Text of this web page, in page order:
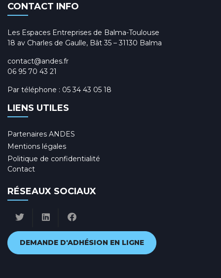
CONTACT INFO
Les Espaces Entreprises de Balma-Toulouse
18 av Charles de Gaulle, Bât 35 – 31130 Balma
contact@andes.fr
06 95 70 43 21
Par téléphone : 05 34 43 05 18
LIENS UTILES
Partenaires ANDES
Mentions légales
Politique de confidentialité
Contact
RÉSEAUX SOCIAUX
DEMANDE D'ADHÉSION EN LIGNE